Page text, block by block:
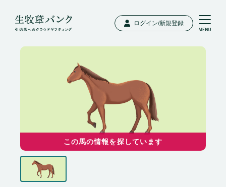
ログイン/新規登録
この馬の情報を探しています